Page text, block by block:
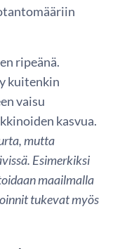
ripeänä.
kuitenkin
vaisu
kasvua.
mutta
Esimerkiksi
maailmalla
tukevat myös